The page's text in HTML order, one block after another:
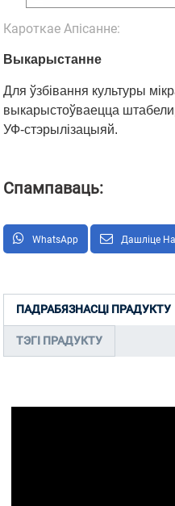
Кароткае Апісанне:
Выкарыстанне
Для ўзбівання культуры
выкарыстоўваецца
УФ-стэрылізацыяй.
Спампаваць:
WhatsApp Дашліце
ПАДРАБЯЗНАСЦІ ПРАДУКТУ
ТЭГІ ПРАДУКТУ